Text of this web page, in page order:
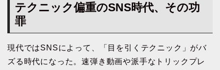
テクニック偏重のSNS時代、その功
罪
現代ではSNSによって、「目を引くテクニック」がバ
ズる時代になった。速弾き動画や派手なトリックプレ